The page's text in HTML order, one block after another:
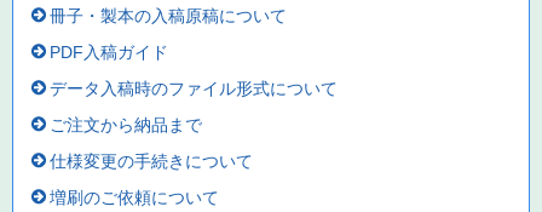
冊子・製本の入稿原稿について
PDF入稿ガイド
データ入稿時のファイル形式について
ご注文から納品まで
仕様変更の手続きについて
増刷のご依頼について